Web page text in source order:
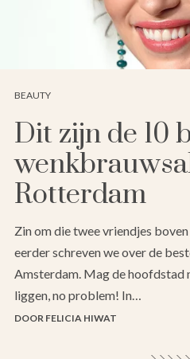
BEAUTY
Dit zijn de 10
Rotterdam
Zin om die twee vriendjes
eerder schreven we over de
Amsterdam. Mag de hoofdstad
liggen, no problem! In…
DOOR FELICIA HIWAT